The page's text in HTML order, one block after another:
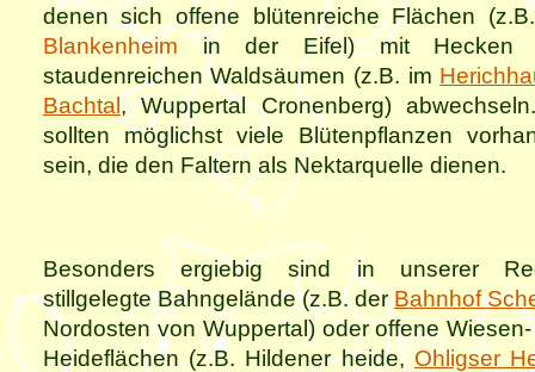
denen sich offene blütenreiche Flächen
Blankenheim in der Eifel) mit Hecken
staudenreichen Waldsäumen (z.B. im
Bachtal, Wuppertal Cronenberg)
sollten möglichst viele Blütenpflanzen
sein, die den Faltern als Nektarquelle dienen.
Besonders ergiebig sind in unserer
stillgelegte Bahngelände (z.B. der Bahnhof
Nordosten von Wuppertal) oder offene
Heideflächen (z.B. Hildener heide, Ohligser